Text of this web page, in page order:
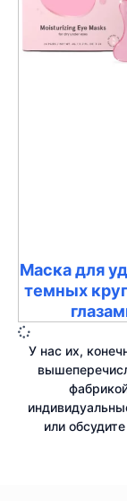
Маска для
темных
У нас их,
или